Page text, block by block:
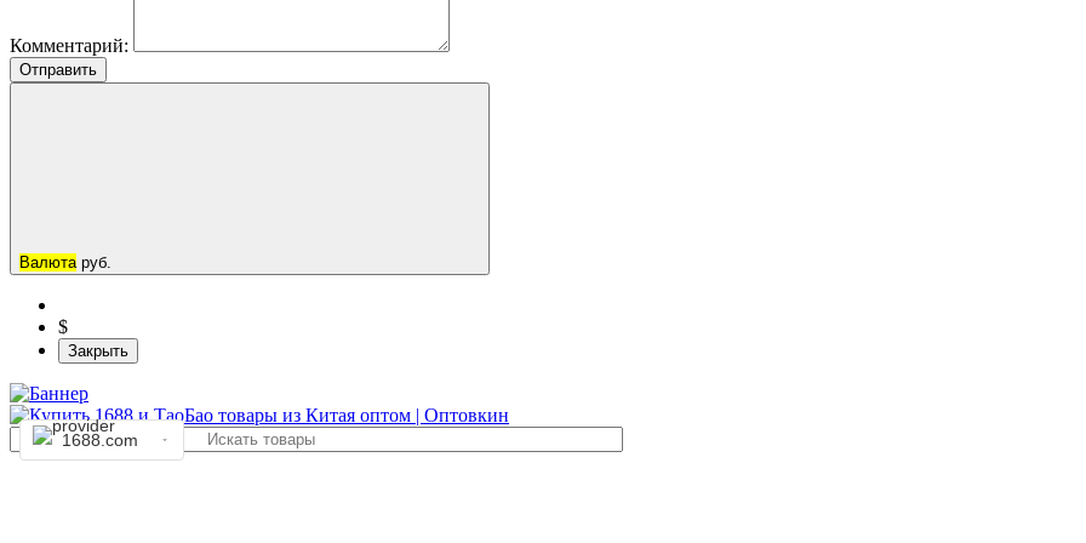
Комментарий:
Отправить
Валюта руб.
$
Закрыть
1688.com